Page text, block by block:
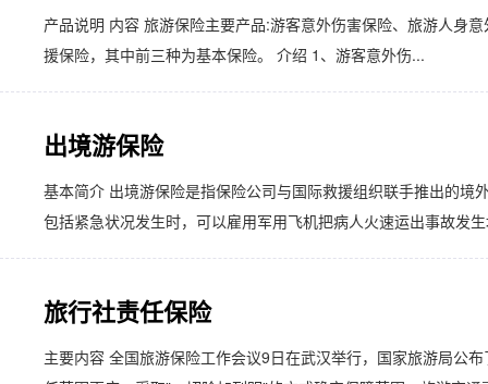
产品说明 内容 旅游保险主要产品:游客意外伤害保险、旅游人身
援保险，其中前三种为基本保险。 介绍 1、游客意外伤...
出境游保险
基本简介 出境游保险是指保险公司与国际救援组织联手推出的
包括紧急状况发生时，可以雇用军用飞机把病人火速运出事故发
旅行社责任保险
主要内容 全国旅游保险工作会议9日在武汉举行，国家旅游局公